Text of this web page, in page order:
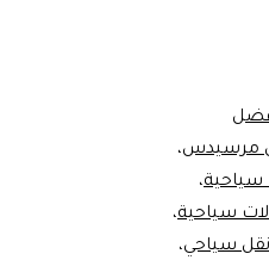
مرسيدس،
سياحية،
سياحية،
سياحي،